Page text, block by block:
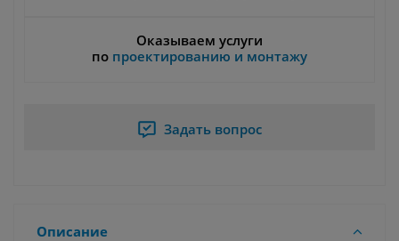
Оказываем услуги
по проектированию и монтажу
Задать вопрос
Описание